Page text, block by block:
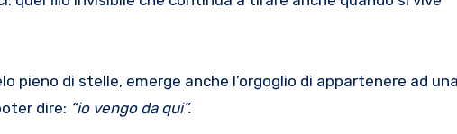
pieno di stelle, emerge anche l’orgoglio di appartenere ad
dire: “io vengo da qui”.